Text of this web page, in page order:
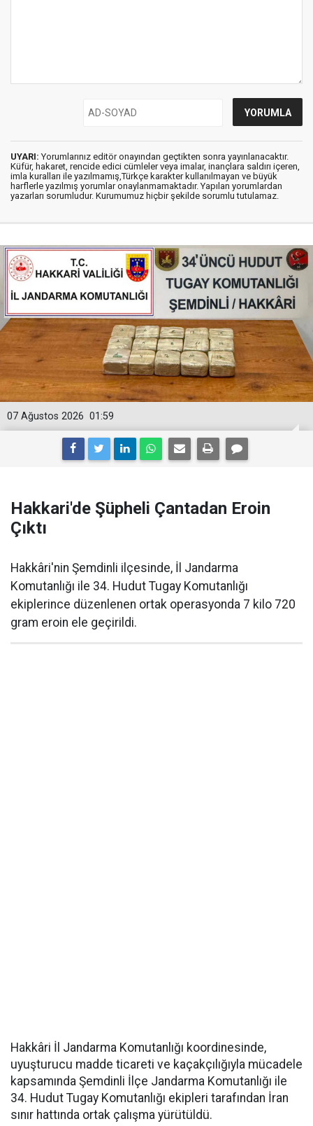
UYARI: Yorumlarınız editör onayından geçtikten sonra yayınlanacaktır.
Küfür, hakaret, rencide edici cümleler veya imalar, inançlara saldırı içeren,
imla kuralları ile yazılmamış,Türkçe karakter kullanılmayan ve büyük
harflerle yazılmış yorumlar onaylanmamaktadır. Yapılan yorumlardan
yazarları sorumludur. Kurumumuz hiçbir şekilde sorumlu tutulamaz.
01:59
07 Ağustos 2026
Hakkari'de Şüpheli Çantadan Eroin
Çıktı
Hakkâri'nin Şemdinli ilçesinde, İl Jandarma
Komutanlığı ile 34. Hudut Tugay Komutanlığı
ekiplerince düzenlenen ortak operasyonda 7 kilo 720
gram eroin ele geçirildi.
Hakkâri İl Jandarma Komutanlığı koordinesinde,
uyuşturucu madde ticareti ve kaçakçılığıyla mücadele
kapsamında Şemdinli İlçe Jandarma Komutanlığı ile
34. Hudut Tugay Komutanlığı ekipleri tarafından İran
sınır hattında ortak çalışma yürütüldü.